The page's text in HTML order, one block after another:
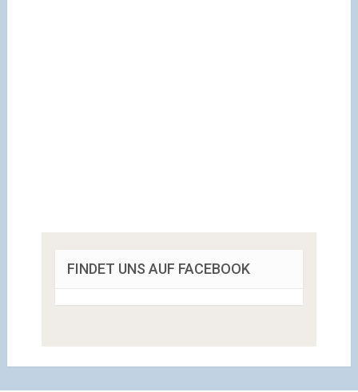
FINDET UNS AUF FACEBOOK